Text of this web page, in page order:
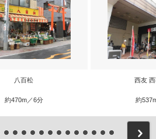
八百松
約470m／6分
西友
約